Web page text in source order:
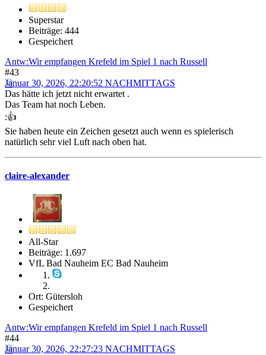
Superstar
Beiträge: 444
Gespeichert
Antw:Wir empfangen Krefeld im Spiel 1 nach Russell
#43
Januar 30, 2026, 22:20:52 NACHMITTAGS
Das hätte ich jetzt nicht erwartet .
Das Team hat noch Leben.
:👍
Sie haben heute ein Zeichen gesetzt auch wenn es spielerisch
natürlich sehr viel Luft nach oben hat.
claire-alexander
All-Star
Beiträge: 1.697
VfL Bad Nauheim EC Bad Nauheim
Ort: Gütersloh
Gespeichert
Antw:Wir empfangen Krefeld im Spiel 1 nach Russell
#44
Januar 30, 2026, 22:27:23 NACHMITTAGS